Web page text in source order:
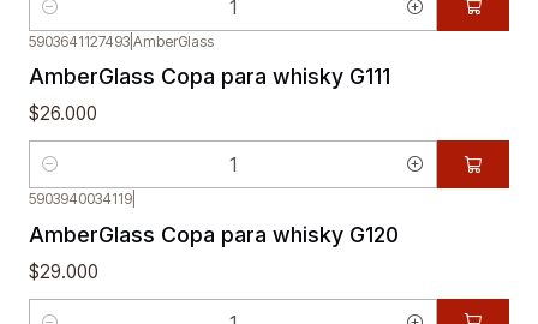
Cantidad
5903641127493 AmberGlass
AmberGlass Copa para whisky G111
$26.000
Cantidad
5903940034119
AmberGlass Copa para whisky G120
$29.000